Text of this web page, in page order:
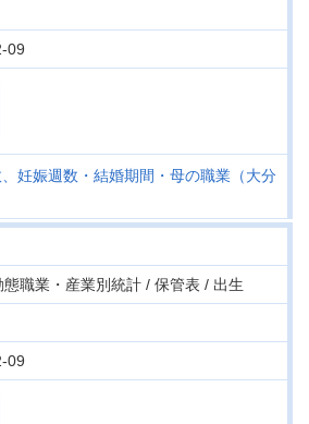
09
妊娠週数・結婚期間・母の職業（大分
職業・産業別統計 / 保管表 / 出生
09